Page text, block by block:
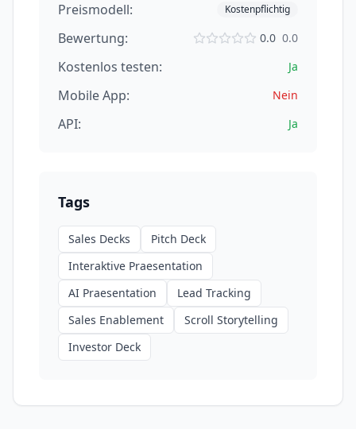
Preismodell: Kostenpflichtig
Bewertung: 0.0 0.0
Kostenlos testen: Ja
Mobile App: Nein
API: Ja
Tags
Sales Decks
Pitch Deck
Interaktive Praesentation
AI Praesentation
Lead Tracking
Sales Enablement
Scroll Storytelling
Investor Deck